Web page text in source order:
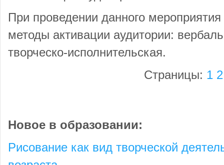
При проведении данного
методы активации аудитории:
творческо-исполнительская.
Страницы: 1 2
Новое в образовании:
Рисование как вид творческой